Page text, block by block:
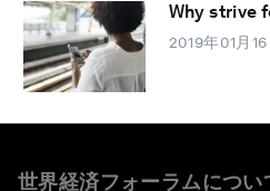
Why strive
2019年01月16
世界経済フォーラムについ